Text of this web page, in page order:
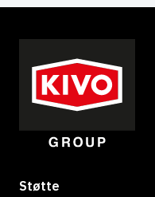
Støtte